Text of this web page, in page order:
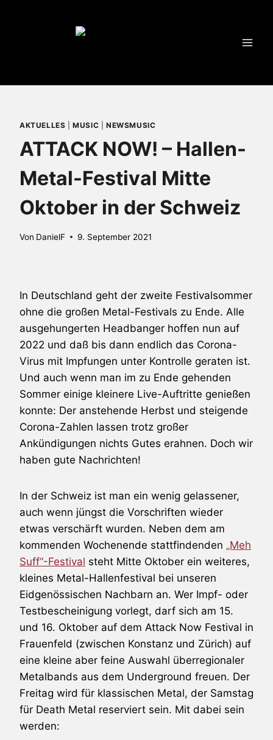
AKTUELLES |MUSIC NEWSMUSIC
ATTACK NOW! – Hallen-
Metal-Festival Mitte
Oktober in der Schweiz
Von DanielF 9. September 2021
In Deutschland geht der zweite Festivalsommer
ohne die großen Metal-Festivals zu Ende. Alle
ausgehungerten Headbanger hoffen nun auf
2022 und daß bis dann endlich das Corona-
Virus mit Impfungen unter Kontrolle geraten ist.
Und auch wenn man im zu Ende gehenden
Sommer einige kleinere Live-Auftritte genießen
konnte: Der anstehende Herbst und steigende
Corona-Zahlen lassen trotz großer
Ankündigungen nichts Gutes erahnen. Doch wir
haben gute Nachrichten!
In der Schweiz ist man ein wenig gelassener,
auch wenn jüngst die Vorschriften wieder
etwas verschärft wurden. Neben dem am
kommenden Wochenende stattfindenden „Meh
Suff“-Festival steht Mitte Oktober ein weiteres,
kleines Metal-Hallenfestival bei unseren
Eidgenössischen Nachbarn an. Wer Impf- oder
Testbescheinigung vorlegt, darf sich am 15.
und 16. Oktober auf dem Attack Now Festival in
Frauenfeld (zwischen Konstanz und Zürich) auf
eine kleine aber feine Auswahl überregionaler
Metalbands aus dem Underground freuen. Der
Freitag wird für klassischen Metal, der Samstag
für Death Metal reserviert sein. Mit dabei sein
werden: